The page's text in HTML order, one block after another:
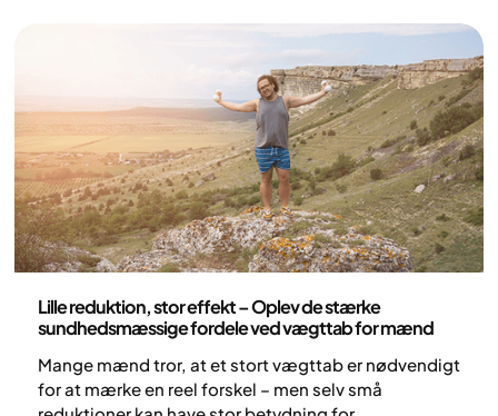
Lille reduktion, stor effekt – Oplev de stærke
sundhedsmæssige fordele ved vægttab for mænd
Mange mænd tror, at et stort vægttab er nødvendigt
for at mærke en reel forskel – men selv små